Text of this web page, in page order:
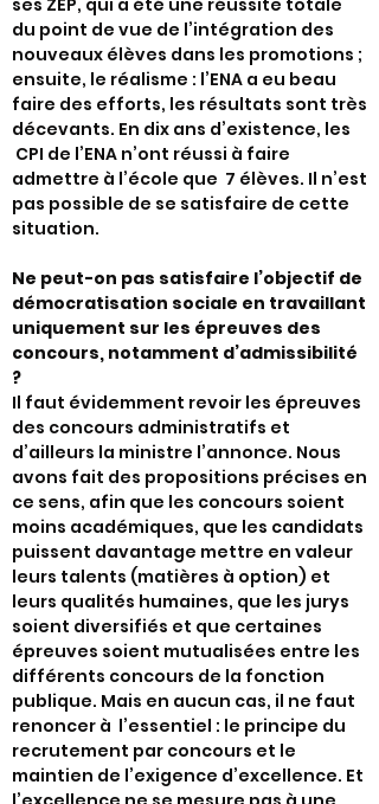
ses ZEP, qui a été une réussite totale
du point de vue de l’intégration des
nouveaux élèves dans les promotions ;
ensuite, le réalisme : l’ENA a eu beau
faire des efforts, les résultats sont très
décevants. En dix ans d’existence, les
CPI de l’ENA n’ont réussi à faire
admettre à l’école que 7 élèves. Il n’est
pas possible de se satisfaire de cette
situation.
Ne peut-on pas satisfaire l’objectif de
démocratisation sociale en travaillant
uniquement sur les épreuves des
concours, notamment d’admissibilité
?
Il faut évidemment revoir les épreuves
des concours administratifs et
d’ailleurs la ministre l’annonce. Nous
avons fait des propositions précises en
ce sens, afin que les concours soient
moins académiques, que les candidats
puissent davantage mettre en valeur
leurs talents (matières à option) et
leurs qualités humaines, que les jurys
soient diversifiés et que certaines
épreuves soient mutualisées entre les
différents concours de la fonction
publique. Mais en aucun cas, il ne faut
renoncer à l’essentiel : le principe du
recrutement par concours et le
maintien de l’exigence d’excellence. Et